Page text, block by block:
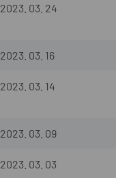
2023. 03. 24
2023. 03. 16
2023. 03. 14
2023. 03. 09
2023. 03. 03